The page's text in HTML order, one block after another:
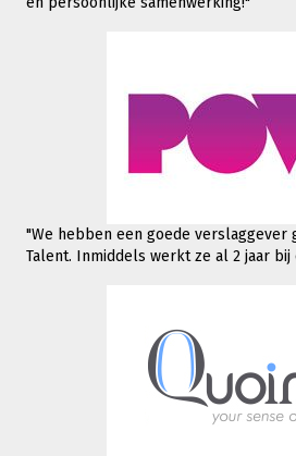
"We hebben een goede verslaggever
Talent. Inmiddels werktze al 2 jaar bij